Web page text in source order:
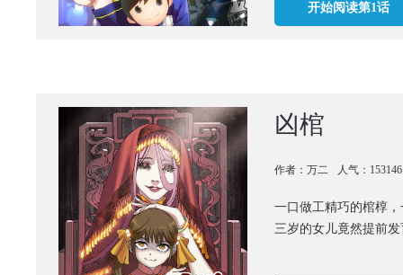
开始阅读第1话
凶棺
作者：万二 人气：153146
一口做工精巧的棺椁
三岁的女儿竟然提前